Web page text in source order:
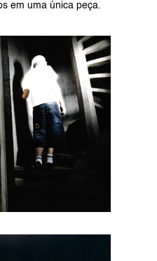
em uma única peça.